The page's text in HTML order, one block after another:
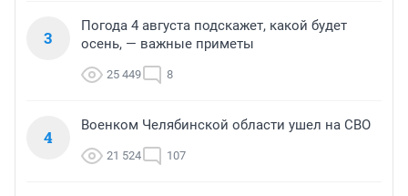
3
Погода 4 августа подскажет, какой будет
осень, — важные приметы
25 449 8
4
Военком Челябинской области ушел на СВО
21 524 107